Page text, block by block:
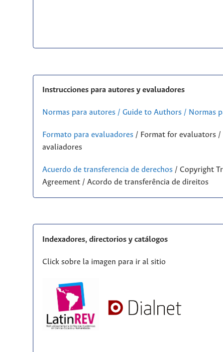
Instrucciones para autores y evaluadores
Normas para autores / Guide to Authors / Normas
Formato para evaluadores/ Format for evaluators /
avaliadores
Acuerdo de transferencia de derechos/ Copyright
Agreement / Acordo de transferência de direitos
Indexadores, directorios y catálogos
Click sobre la imagen para ir al sitio